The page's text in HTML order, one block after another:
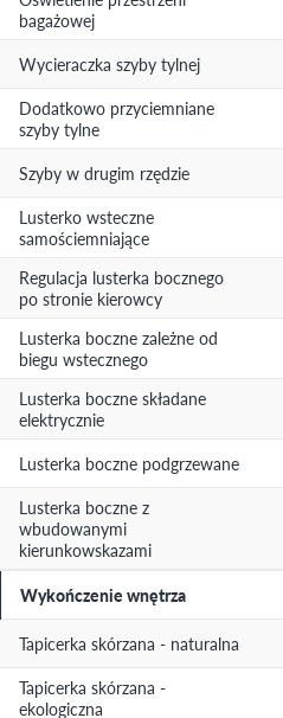
bagażowej
Wycieraczka szyby tylnej
Dodatkowo przyciemniane
szyby tylne
Szyby w drugim rzędzie
Lusterko wsteczne
samościemniające
Regulacja lusterka bocznego
po stronie kierowcy
Lusterka boczne zależne od
biegu wstecznego
Lusterka boczne składane
elektrycznie
Lusterka boczne podgrzewane
Lusterka boczne z
wbudowanymi
kierunkowskazami
Wykończenie wnętrza
Tapicerka skórzana - naturalna
Tapicerka skórzana -
ekologiczna